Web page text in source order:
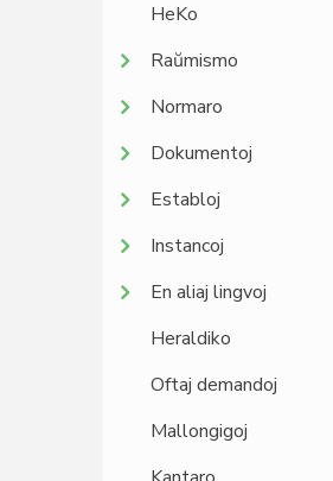
HeKo
Raŭmismo
Normaro
Dokumentoj
Establoj
Instancoj
En aliaj lingvoj
Heraldiko
Oftaj demandoj
Mallongigoj